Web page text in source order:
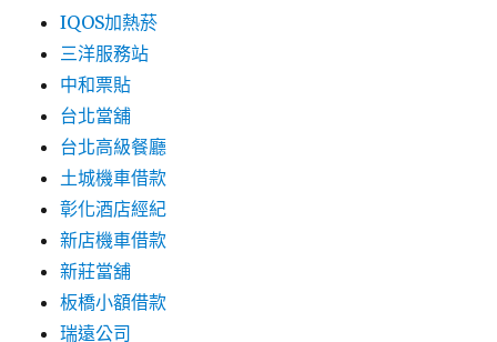
IQOS加熱菸
三洋服務站
中和票貼
台北當舖
台北高級餐廳
土城機車借款
彰化酒店經紀
新店機車借款
新莊當舖
板橋小額借款
瑞遠公司